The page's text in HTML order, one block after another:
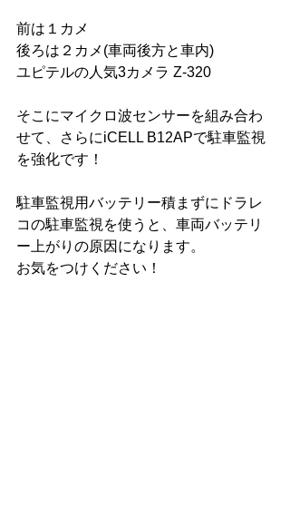
前は１カメ
後ろは２カメ(車両後方と車内)
ユピテルの人気3カメラ Z-320
そこにマイクロ波センサーを組み合わ
せて、さらにiCELL B12APで駐車監視
を強化です！
駐車監視用バッテリー積まずにドラレ
コの駐車監視を使うと、車両バッテリ
ー上がりの原因になります。
お気をつけください！